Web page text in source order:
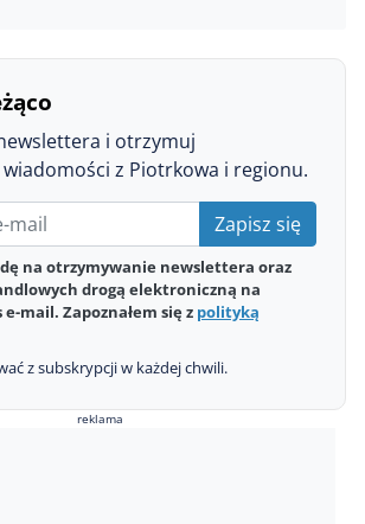
i otrzymuj
z Piotrkowa i regionu.
Zapisz się
na otrzymywanie newslettera oraz
drogą elektroniczną na
mail. Zapoznałem się z polityką
z subskrypcji w każdej chwili.
reklama